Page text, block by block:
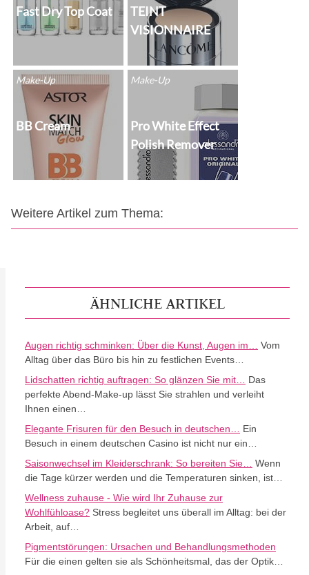
Fast Dry Top Coat
TEINT
VISIONNAIRE
Make-Up
BB Cream
Make-Up
Pro White Effect
Polish Remover
Weitere Artikel zum Thema:
ÄHNLICHE ARTIKEL
Augen richtig schminken: Über die Kunst, Augen im…
Vom
Alltag über das Büro bis hin zu festlichen Events…
Lidschatten richtig auftragen: So glänzen Sie mit…
Das
perfekte Abend-Make-up lässt Sie strahlen und verleiht
Ihnen einen…
Elegante Frisuren für den Besuch in deutschen…
Ein
Besuch in einem deutschen Casino ist nicht nur ein…
Saisonwechsel im Kleiderschrank: So bereiten Sie…
Wenn
die Tage kürzer werden und die Temperaturen sinken, ist…
Wellness zuhause - Wie wird Ihr Zuhause zur
Wohlfühloase? Stress begleitet uns überall im Alltag: bei der
Arbeit, auf…
Pigmentstörungen: Ursachen und Behandlungsmethoden
Für die einen gelten sie als Schönheitsmal, das der Optik…